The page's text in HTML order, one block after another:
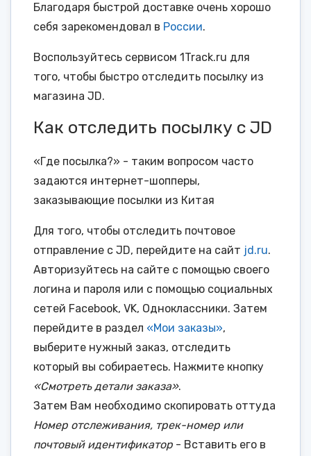
Благодаря быстрой доставке очень хорошо
себя зарекомендовал в России.
Воспользуйтесь сервисом 1Track.ru для
того, чтобы быстро отследить посылку из
магазина JD.
Как отследить посылку с JD
«Где посылка?» - таким вопросом часто
задаются интернет-шопперы,
заказывающие посылки из Китая
Для того, чтобы отследить почтовое
отправление с JD, перейдите на сайт jd.ru.
Авторизуйтесь на сайте с помощью своего
логина и пароля или с помощью социальных
сетей Facebook, VK, Одноклассники. Затем
перейдите в раздел «Мои заказы»,
выберите нужный заказ, отследить
который вы собираетесь. Нажмите кнопку
«Смотреть детали заказа».
Затем Вам необходимо скопировать оттуда
Номер отслеживания, трек-номер или
почтовый идентификатор - Вставить его в